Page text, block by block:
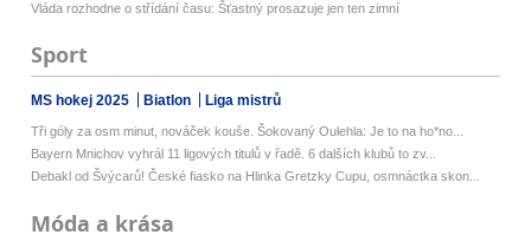
Vláda rozhodne o střídání času: Šťastný prosazuje jen ten zimní
Sport
MS hokej 2025 Biatlon Liga mistrů
Tři góly za osm minut, nováček kouše. Šokovaný Oulehla: Je to na ho*no...
Bayern Mnichov vyhrál 11 ligových titulů v řadě. 6 dalších klubů to zv...
Debakl od Švýcarů! České fiasko na Hlinka Gretzky Cupu, osmnáctka skon...
Móda a krása